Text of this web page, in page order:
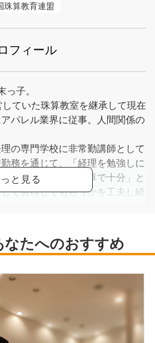
珠算教育連盟
フィール
っ子。
ていた珠算教室を継承して現在
パレル業界に従事。人間関係の
の専門学校に非常勤講師として
務を通じて、「経理を勉強しに
目的外。計算は電卓で十分」と
て習得してもらうかを工夫し続
は電卓のキータッチすら未経験
るものと信じている。
の小学校にボランティア活動と
の流れに適応した珠算教室を展